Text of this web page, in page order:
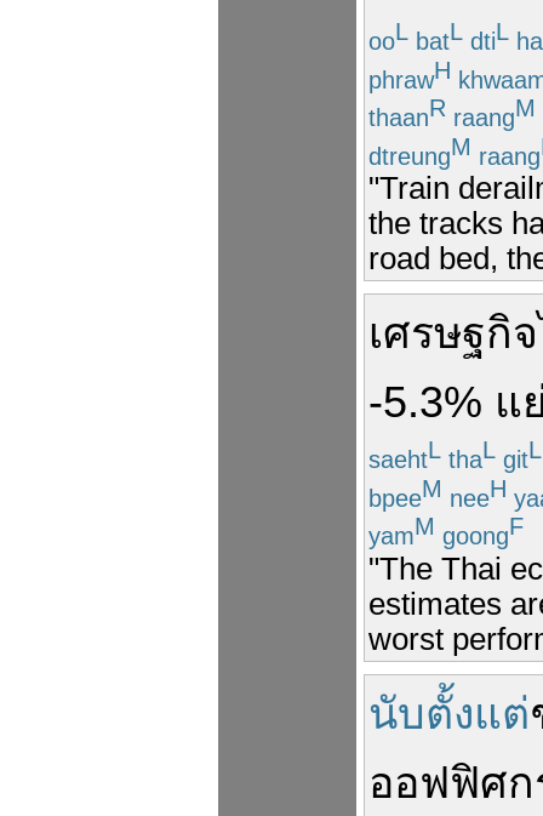
ooL batL dtiL
phrawH
thaanR raangM
dtreungM raang
"Train
the tracks
road bed,
เศรษฐกิจ
-5.3% แ
saehtL thaL gitL
bpeeM neeH
yamM goongF
"The Thai
estimates
worst
นับตั้งแต่
ออฟฟิศก